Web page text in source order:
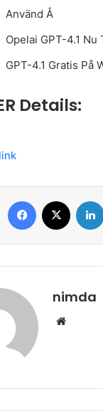
Använd Å
Opelai GPT-4.1
GPT-4.1 Gratis På
Details:
Facebook
nimda